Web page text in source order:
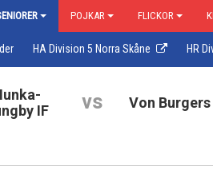
POJKAR FLICKOR
HA Division 5 Norra Skåne HR
IF
vs Von Burgers